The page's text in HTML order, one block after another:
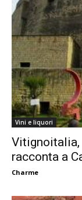
Vini e liquori
Vitignoitalia,
racconta a
Charme